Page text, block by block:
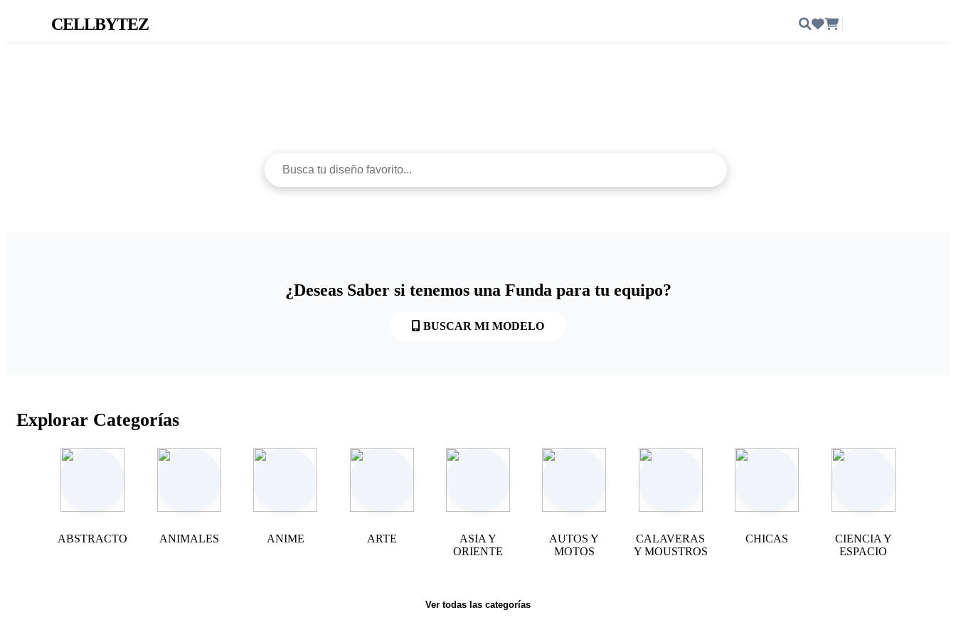
CELLBYTEZ
¿Deseas Saber si tenemos una Funda para tu equipo?
BUSCAR MI MODELO
Explorar Categorías
ABSTRACTO ANIMALES ANIME ARTE
ASIA Y
ORIENTE
AUTOS Y
MOTOS
CALAVERAS
Y MOUSTROS
CHICAS
CIENCIA Y
ESPACIO
Ver todas las categorías